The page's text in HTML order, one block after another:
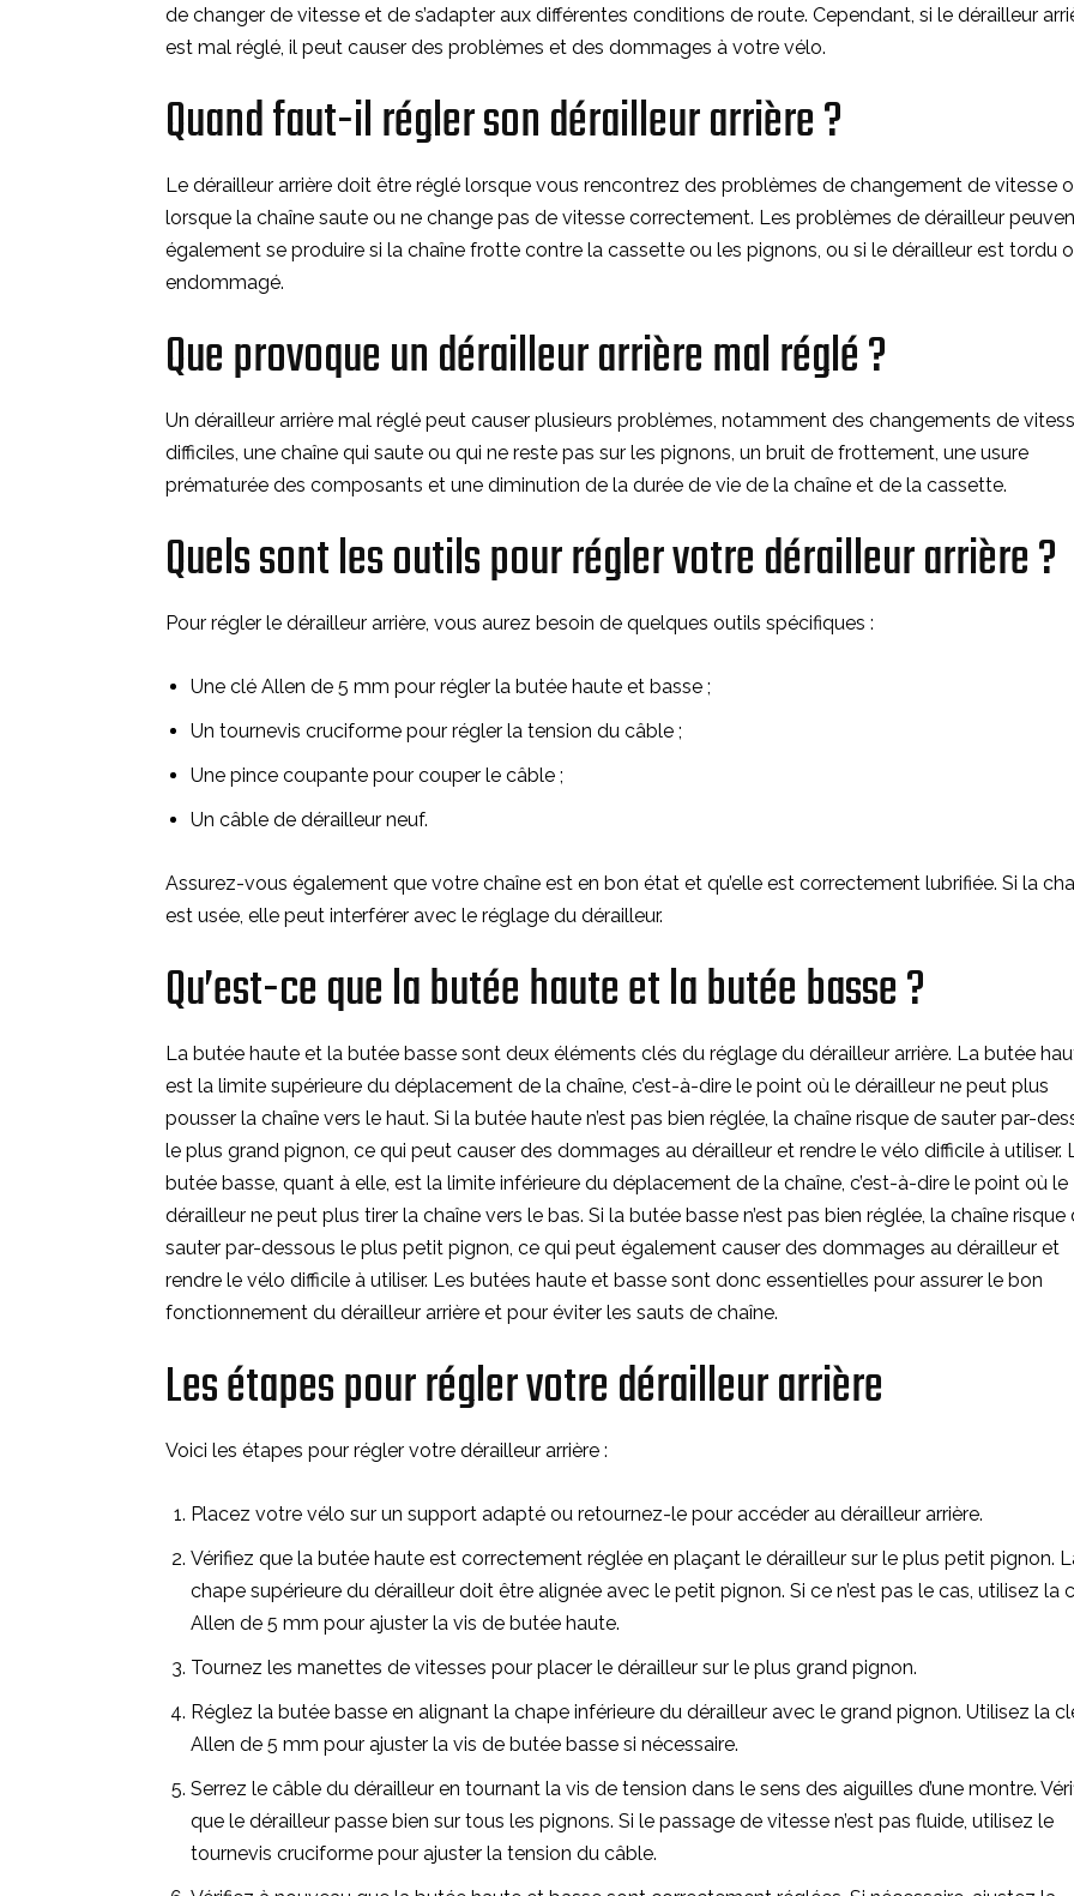
de changer de vitesse et de s’adapter aux différentes conditions de route. Cependant, si le dérailleur
est mal réglé, il peut causer des problèmes et des dommages à votre vélo.
Quand faut-il régler son dérailleur arrière ?
Le dérailleur arrière doit être réglé lorsque vous rencontrez des problèmes de changement de vitesse
lorsque la chaîne saute ou ne change pas de vitesse correctement. Les problèmes de dérailleur
également se produire si la chaîne frotte contre la cassette ou les pignons, ou si le dérailleur est tordu
endommagé.
Que provoque un dérailleur arrière mal réglé ?
Un dérailleur arrière mal réglé peut causer plusieurs problèmes, notamment des changements de
difficiles, une chaîne qui saute ou qui ne reste pas sur les pignons, un bruit de frottement, une usure
prématurée des composants et une diminution de la durée de vie de la chaîne et de la cassette.
Quels sont les outils pour régler votre dérailleur arrière ?
Pour régler le dérailleur arrière, vous aurez besoin de quelques outils spécifiques :
Une clé Allen de 5 mm pour régler la butée haute et basse ;
Un tournevis cruciforme pour régler la tension du câble ;
Une pince coupante pour couper le câble ;
Un câble de dérailleur neuf.
Assurez-vous également que votre chaîne est en bon état et qu’elle est correctement lubrifiée. Si la
est usée, elle peut interférer avec le réglage du dérailleur.
Qu’est-ce que la butée haute et la butée basse ?
La butée haute et la butée basse sont deux éléments clés du réglage du dérailleur arrière. La butée
est la limite supérieure du déplacement de la chaîne, c’est-à-dire le point où le dérailleur ne peut plus
pousser la chaîne vers le haut. Si la butée haute n’est pas bien réglée, la chaîne risque de sauter par-
le plus grand pignon, ce qui peut causer des dommages au dérailleur et rendre le vélo difficile à utiliser.
butée basse, quant à elle, est la limite inférieure du déplacement de la chaîne, c’est-à-dire le point où le
dérailleur ne peut plus tirer la chaîne vers le bas. Si la butée basse n’est pas bien réglée, la chaîne risque
sauter par-dessous le plus petit pignon, ce qui peut également causer des dommages au dérailleur et
rendre le vélo difficile à utiliser. Les butées haute et basse sont donc essentielles pour assurer le bon
fonctionnement du dérailleur arrière et pour éviter les sauts de chaîne.
Les étapes pour régler votre dérailleur arrière
Voici les étapes pour régler votre dérailleur arrière :
Placez votre vélo sur un support adapté ou retournez-le pour accéder au dérailleur arrière.
Vérifiez que la butée haute est correctement réglée en plaçant le dérailleur sur le plus petit pignon.
chape supérieure du dérailleur doit être alignée avec le petit pignon. Si ce n’est pas le cas, utilisez la
Allen de 5 mm pour ajuster la vis de butée haute.
Tournez les manettes de vitesses pour placer le dérailleur sur le plus grand pignon.
Réglez la butée basse en alignant la chape inférieure du dérailleur avec le grand pignon. Utilisez la
Allen de 5 mm pour ajuster la vis de butée basse si nécessaire.
Serrez le câble du dérailleur en tournant la vis de tension dans le sens des aiguilles d’une montre.
que le dérailleur passe bien sur tous les pignons. Si le passage de vitesse n’est pas fluide, utilisez le
tournevis cruciforme pour ajuster la tension du câble.